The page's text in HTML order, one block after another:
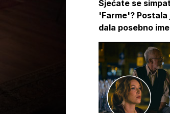
Sjećate se
'Farme'? Postala
dala posebno ime